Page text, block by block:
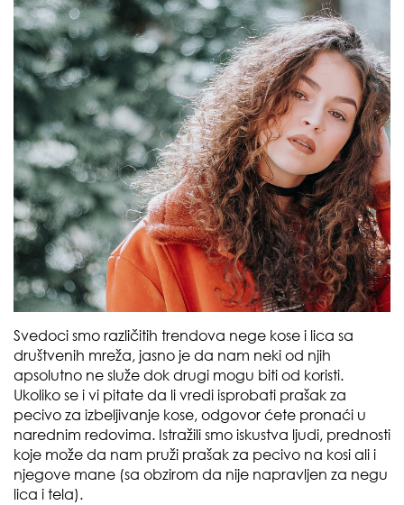
Svedoci smo različitih trendova nege kose i lica sa
društvenih mreža, jasno je da nam neki od njih
apsolutno ne služe dok drugi mogu biti od koristi.
Ukoliko se i vi pitate da li vredi isprobati prašak za
pecivo za izbeljivanje kose, odgovor ćete pronaći u
narednim redovima. Istražili smo iskustva ljudi, prednosti
koje može da nam pruži prašak za pecivo na kosi ali i
njegove mane (sa obzirom da nije napravljen za negu
lica i tela).